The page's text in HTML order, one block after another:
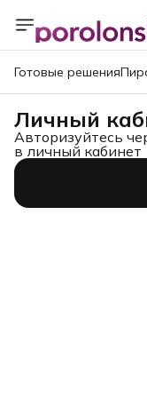
Готовые решения
Личный
Авторизуйтесь
в личный кабинет